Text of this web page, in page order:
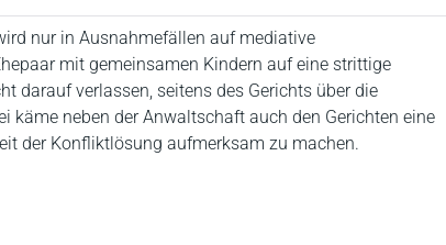
nur in Ausnahmefällen auf mediative
mit gemeinsamen Kindern auf eine strittige
darauf verlassen, seitens des Gerichts über die
neben der Anwaltschaft auch den Gerichten eine
der Konfliktlösung aufmerksam zu machen.